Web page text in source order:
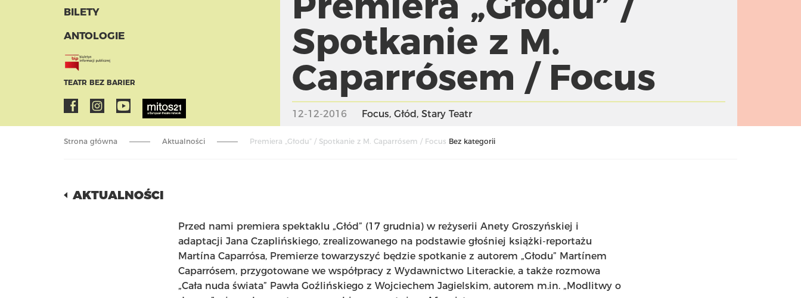
BILETY
ANTOLOGIE
TEATR BEZ BARIER
Spotkanie z M.
Caparrósem / Focus
12-12-2016 Focus,Głód,Stary Teatr
Strona główna Bez kategorii
Aktualności Premiera „Głodu” / Spotkanie z M. Caparrósem / Focus
AKTUALNOŚCI
Przed nami premiera spektaklu „Głód” (17 grudnia) w reżyserii Anety Groszyńskiej i
adaptacji Jana Czaplińskiego, zrealizowanego na podstawie głośniej książki-reportażu
Martína Caparrósa, Premierze towarzyszyć będzie spotkanie z autorem „Głodu” Martínem
Caparrósem, przygotowane we współpracy z Wydawnictwo Literackie, a także rozmowa
„Cała nuda świata” Pawła Goźlińskiego z Wojciechem Jagielskim, autorem m.in. „Modlitwy o